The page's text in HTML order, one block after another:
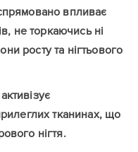
впливає
не торкаючись ні
росту та нігтьового
тканинах, що
нігтя.
Ваш телефон